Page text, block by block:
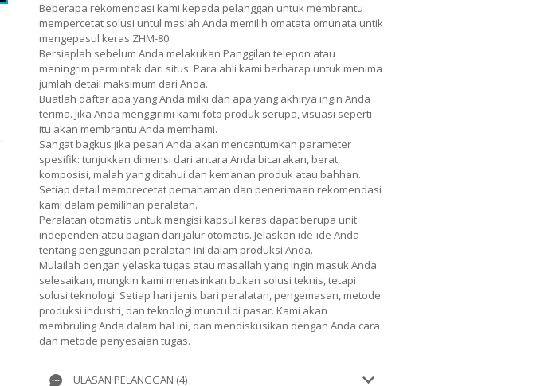
Beberapa rekomendasi kami kepada pelanggan untuk membrantu
mempercetat solusi untul maslah Anda memilih omatata omunata untik
mengepasul keras ZHM-80.
Bersiaplah sebelum Anda melakukan Panggilan telepon atau
meningrim permintak dari situs. Para ahli kami berharap untuk menima
jumlah detail maksimum dari Anda.
Buatlah daftar apa yang Anda milki dan apa yang akhirya ingin Anda
terima. Jika Anda menggirimi kami foto produk serupa, visuasi seperti
itu akan membrantu Anda memhami.
Sangat bagkus jika pesan Anda akan mencantumkan parameter
spesifik: tunjukkan dimensi dari antara Anda bicarakan, berat,
komposisi, malah yang ditahui dan kemanan produk atau bahhan.
Setiap detail memprecetat pemahaman dan penerimaan rekomendasi
kami dalam pemilihan peralatan.
Peralatan otomatis untuk mengisi kapsul keras dapat berupa unit
independen atau bagian dari jalur otomatis. Jelaskan ide-ide Anda
tentang penggunaan peralatan ini dalam produksi Anda.
Mulailah dengan yelaska tugas atau masallah yang ingin masuk Anda
selesaikan, mungkin kami menasinkan bukan solusi teknis, tetapi
solusi teknologi. Setiap hari jenis bari peralatan, pengemasan, metode
produksi industri, dan teknologi muncul di pasar. Kami akan
membruling Anda dalam hal ini, dan mendiskusikan dengan Anda cara
dan metode penyesaian tugas.
ULASAN PELANGGAN (4)